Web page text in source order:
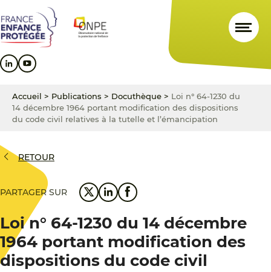
au
contenu
principal
au
menu
principal
au
pied
de
Accueil > Publications > Docuthèque > Loi n° 64-1230 du
14 décembre 1964 portant modification des dispositions
du code civil relatives à la tutelle et l’émancipation
RETOUR
PARTAGER SUR
Loi n° 64-1230 du 14 décembre
1964 portant modification des
dispositions du code civil